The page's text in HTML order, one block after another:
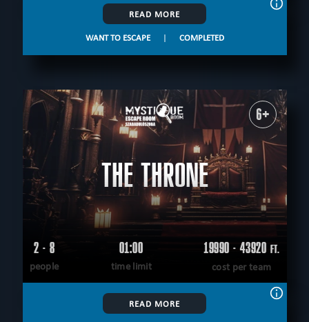
READ MORE
WANT TO ESCAPE | COMPLETED
6+
THE THRONE
2 - 8
people
01:00
time limit
19990 - 43920 FT.
cost per team
READ MORE